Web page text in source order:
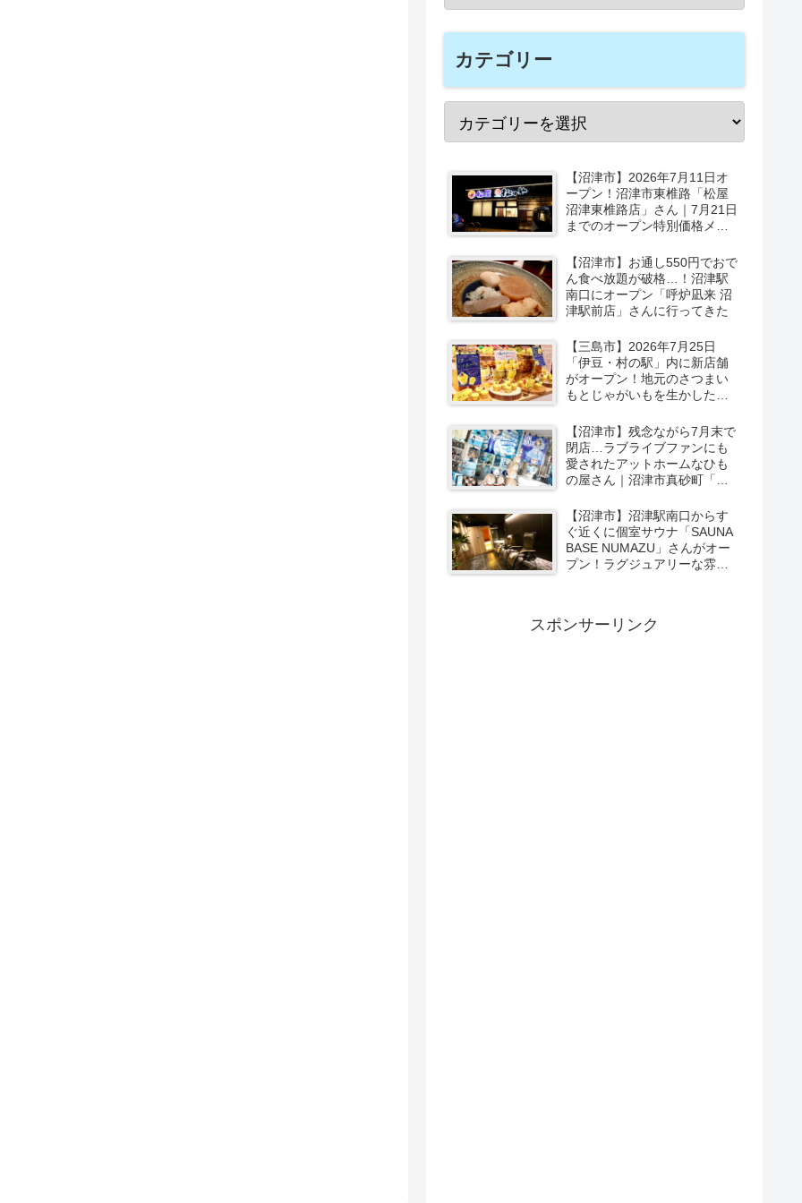
カテゴリー
【沼津市】2026年7月11日オ
ープン！沼津市東椎路「松屋
沼津東椎路店」さん｜7月21日
までのオープン特別価格メニ
【沼津市】お通し550円でおで
ん食べ放題が破格…！沼津駅
南口にオープン「呼炉凪来 沼
津駅前店」さんに行ってきた
【三島市】2026年7月25日
「伊豆・村の駅」内に新店舗
がオープン！地元のさつまい
もとじゃがいもを生かしたベ
と足お先に実食レポ【PR】
【沼津市】残念ながら7月末で
閉店…ラブライブファンにも
愛されたアットホームなひも
の屋さん｜沼津市真砂町「渡
【沼津市】沼津駅南口からす
ぐ近くに個室サウナ「SAUNA
BASE NUMAZU」さんがオー
プン！ラグジュアリーな雰囲
スポンサーリンク